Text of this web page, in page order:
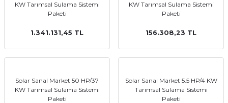
KW Tarımsal Sulama Sistemi
Paketi
1.341.131,45 TL
KW Tarımsal Sulama Sistemi
Paketi
156.308,23 TL
Solar Sanal Market 50 HP/37
KW Tarımsal Sulama Sistemi
Paketi
Solar Sanal Market 5.5 HP/4 KW
Tarımsal Sulama Sistemi
Paketi